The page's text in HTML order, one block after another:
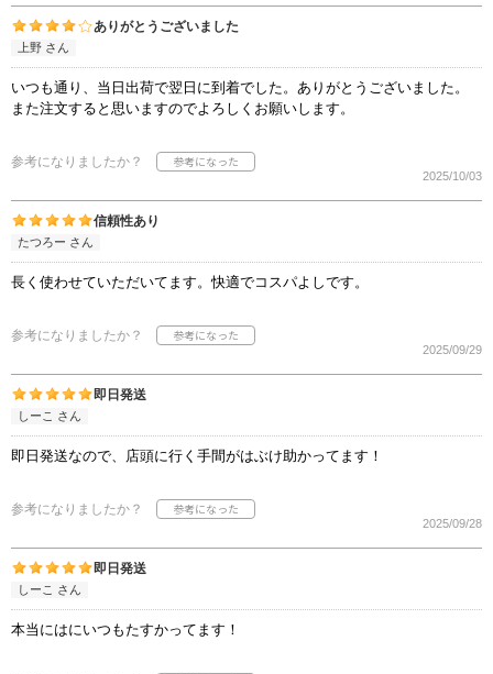
ありがとうございました
上野 さん
いつも通り、当日出荷で翌日に到着でした。ありがとうございました。
また注文すると思いますのでよろしくお願いします。
参考になりましたか？
2025/10/03
信頼性あり
たつろー さん
長く使わせていただいてます。快適でコスパよしです。
参考になりましたか？
2025/09/29
即日発送
しーこ さん
即日発送なので、店頭に行く手間がはぶけ助かってます！
参考になりましたか？
2025/09/28
即日発送
しーこ さん
本当にはにいつもたすかってます！